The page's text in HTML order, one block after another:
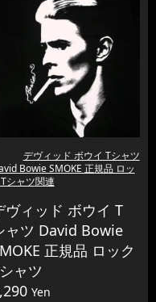
デヴィッド ボウイ Tシャツ
Bowie SMOKE 正規品 ロッ
シャツ関連
ヴィッド ボウイ T
ャツ David Bowie
正規品 ロック
ャツ
Yen